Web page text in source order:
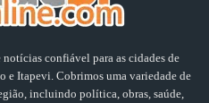
confiável para as cidades de
e Itapevi. Cobrimos uma variedade de
incluindo política, obras, saúde,